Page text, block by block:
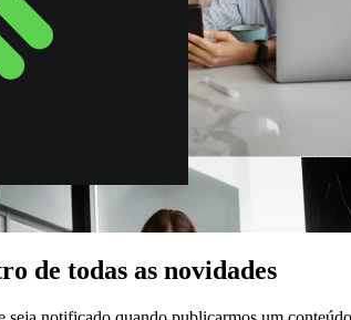
de todas as novidades